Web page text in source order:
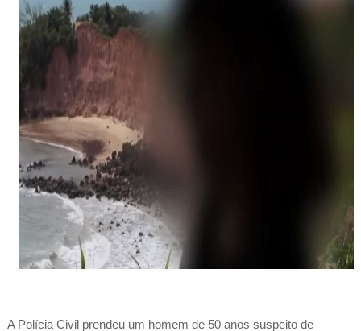
A Polícia Civil prendeu um homem de 50 anos suspeito de